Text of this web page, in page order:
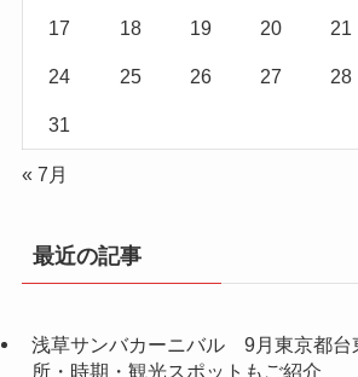
17 18 19 20 21
24 25 26 27 28
31
« 7月
最近の記事
浅草サンバカーニバル 9月東京都
所・時期・観光スポットもご紹介